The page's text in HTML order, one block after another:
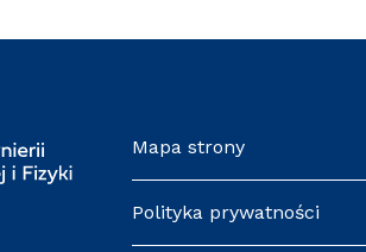
Mapa strony
Polityka prywatności